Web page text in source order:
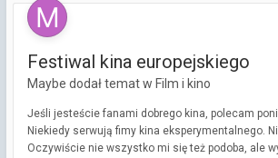
Festiwal kina europejskiego
Maybe dodał temat w Film i kino
Jeśli jesteście fanami dobrego kina, polecam
Niekiedy serwują fimy kina eksperymentalnego.
Oczywiście nie wszystko mi się też podoba, ale